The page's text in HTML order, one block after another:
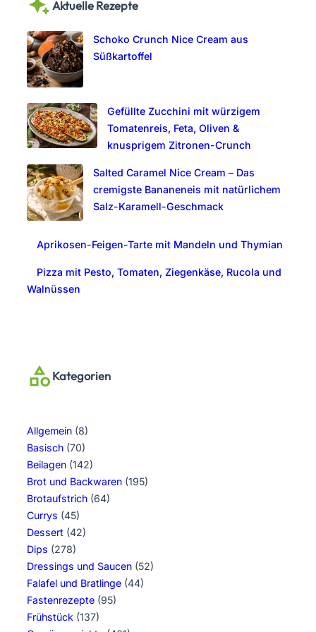
r
h
Aktuelle Rezepte
Schoko Crunch Nice Cream aus
Süßkartoffel
Gefüllte Zucchini mit würzigem
Tomatenreis, Feta, Oliven &
knusprigem Zitronen-Crunch
Salted Caramel Nice Cream – Das
cremigste Bananeneis mit natürlichem
Salz-Karamell-Geschmack
Aprikosen-Feigen-Tarte mit Mandeln und Thymian
Pizza mit Pesto, Tomaten, Ziegenkäse, Rucola und
Walnüssen
Kategorien
Allgemein (8)
Basisch (70)
Beilagen (142)
Brot und Backwaren (195)
Brotaufstrich (64)
Currys (45)
Dessert (42)
Dips (278)
Dressings und Saucen (52)
Falafel und Bratlinge (44)
Fastenrezepte (95)
Frühstück (137)